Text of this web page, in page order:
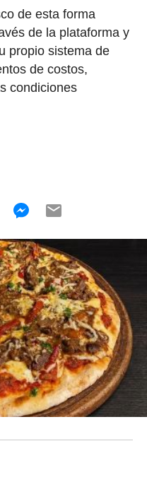
de esta forma
de la plataforma y
propio sistema de
de costos,
condiciones